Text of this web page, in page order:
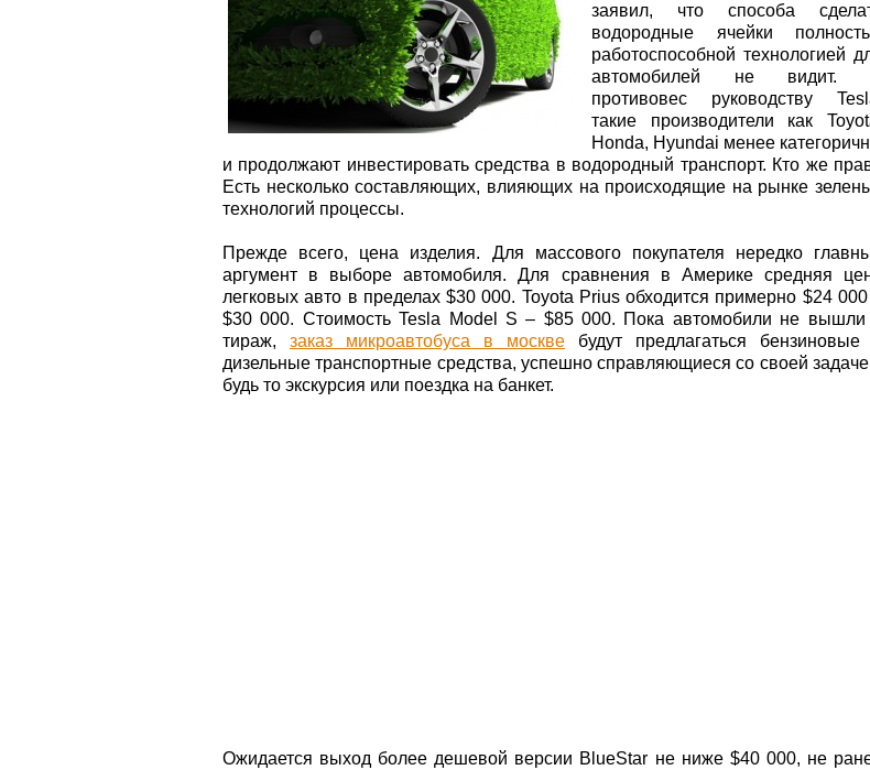
заявил, что способа
водородные ячейки
работоспособной технологией
автомобилей не видит.
противовес руководству
такие производители как
Honda, Hyundai менее
и продолжают инвестировать средства в водородный транспорт. Кто же
Есть несколько составляющих, влияющих на происходящие на рынке
технологий процессы.
Прежде всего, цена изделия. Для массового покупателя нередко
аргумент в выборе автомобиля. Для сравнения в Америке средняя
легковых авто в пределах $30 000. Toyota Prius обходится примерно $24
$30 000. Стоимость Tesla Model S – $85 000. Пока автомобили не вышли
тираж, заказ микроавтобуса в москве будут предлагаться бензиновые
дизельные транспортные средства, успешно справляющиеся со своей
будь то экскурсия или поездка на банкет.
Ожидается выход более дешевой версии BlueStar не ниже $40 000, не